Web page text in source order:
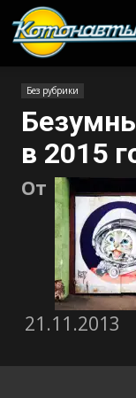
Без рубрики
в 2015
От
21.11.2013